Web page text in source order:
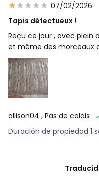
07/02/2026
Tapis défectueux !
Reçu ce jour , avec plein
et même des morceaux
allison04 , Pas de calais
Duración de propiedad 1